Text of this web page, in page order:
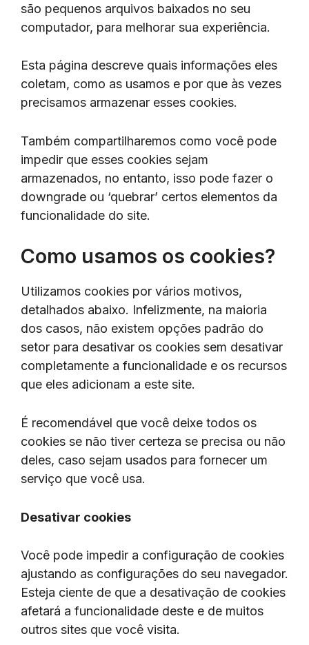
são pequenos arquivos baixados no seu
computador, para melhorar sua experiência.
Esta página descreve quais informações eles
coletam, como as usamos e por que às vezes
precisamos armazenar esses cookies.
Também compartilharemos como você pode
impedir que esses cookies sejam
armazenados, no entanto, isso pode fazer o
downgrade ou ‘quebrar’ certos elementos da
funcionalidade do site.
Como usamos os cookies?
Utilizamos cookies por vários motivos,
detalhados abaixo. Infelizmente, na maioria
dos casos, não existem opções padrão do
setor para desativar os cookies sem desativar
completamente a funcionalidade e os recursos
que eles adicionam a este site.
É recomendável que você deixe todos os
cookies se não tiver certeza se precisa ou não
deles, caso sejam usados ​​para fornecer um
serviço que você usa.
Desativar cookies
Você pode impedir a configuração de cookies
ajustando as configurações do seu navegador.
Esteja ciente de que a desativação de cookies
afetará a funcionalidade deste e de muitos
outros sites que você visita.